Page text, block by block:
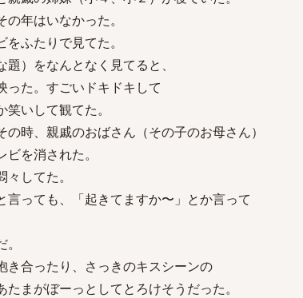
年はいなかった。
ふたりで見てた。
）をなんとなく見てると、
った。すごいドキドキして
いして観てた。
時、親戚のおばさん（その子のお母さん）
を消された。
してた。
っても、「起きてますか〜」とか言って
き合ったり、さっきのキスシーンの
まがぼーっとしてとろけそうだった。